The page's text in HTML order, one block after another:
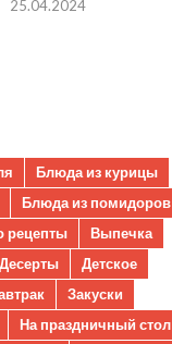
25.04.2024
Блюда из курицы
Блюда из помидоров
рецепты
Выпечка
Десерты
Детское
Закуски
На праздничный стол